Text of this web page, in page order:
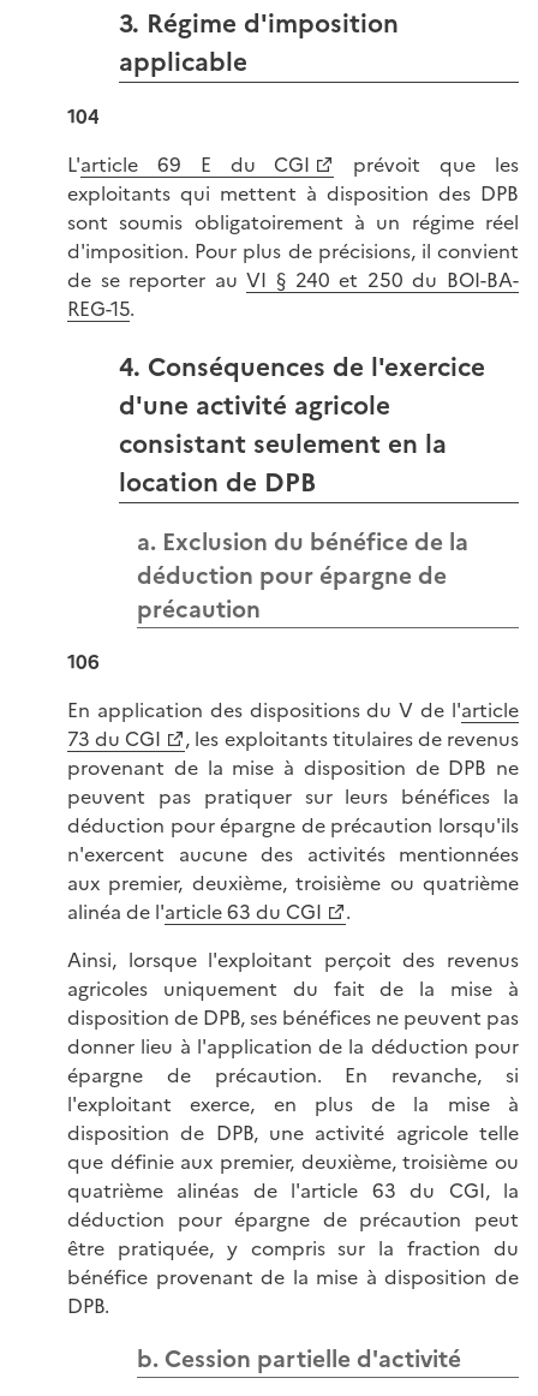
3. Régime d'imposition
applicable
104
L'article 69 E du CGI
prévoit que les
exploitants qui mettent à disposition des DPB
sont soumis obligatoirement à un régime réel
d'imposition. Pour plus de précisions, il convient
de se reporter auVI § 240 et 250 du BOI-BA-
REG-15.
4. Conséquences de l'exercice
d'une activité agricole
consistant seulement en la
location de DPB
a. Exclusion du bénéfice de la
déduction pour épargne de
précaution
106
En application des dispositions du V de l'article
73 du CGI
, les exploitants titulaires de revenus
provenant de la mise à disposition de DPB ne
peuvent pas pratiquer sur leurs bénéfices la
déduction pour épargne de précaution lorsqu'ils
n'exercent aucune des activités mentionnées
aux premier, deuxième, troisième ou quatrième
alinéa de l'article 63 du CGI
.
Ainsi, lorsque l'exploitant perçoit des revenus
agricoles uniquement du fait de la mise à
disposition de DPB, ses bénéfices ne peuvent pas
donner lieu à l'application de la déduction pour
épargne de précaution. En revanche, si
l'exploitant exerce, en plus de la mise à
disposition de DPB, une activité agricole telle
que définie aux premier, deuxième, troisième ou
quatrième alinéas de l'article 63 du CGI, la
déduction pour épargne de précaution peut
être pratiquée, y compris sur la fraction du
bénéfice provenant de la mise à disposition de
DPB.
b. Cession partielle d'activité